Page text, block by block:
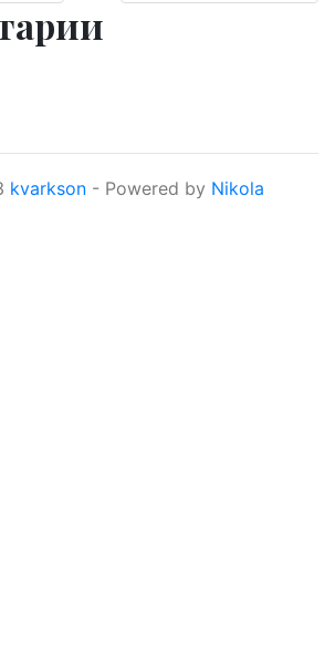
kvarkson - Powered by Nikola